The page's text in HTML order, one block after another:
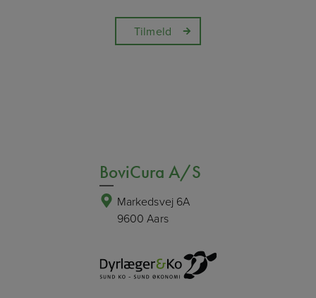
Tilmeld
BoviCura A/S
Markedsvej 6A
9600 Aars